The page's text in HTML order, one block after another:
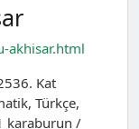
akhisar.html
Kat
Türkçe,
karaburun /